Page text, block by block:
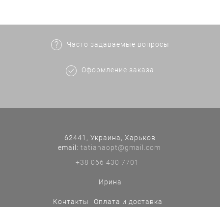
Часто задаваемые вопросы
Оформление заказа
62441, Украина, Харьков
еmail: tatianaopt@gmail.com
+38 066 430 7701
Ирина
Контакты Оплата и доставка